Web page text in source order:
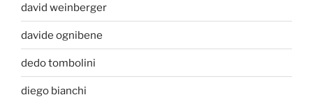
david weinberger
davide ognibene
dedo tombolini
diego bianchi